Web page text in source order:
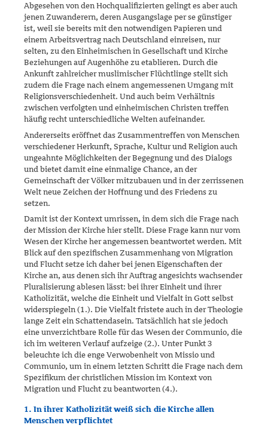
Abgesehen von den Hochqualifizierten gelingt es aber auch
jenen Zuwanderern, deren Ausgangslage per se günstiger
ist, weil sie bereits mit den notwendigen Papieren und
einem Arbeitsvertrag nach Deutschland einreisen, nur
selten, zu den Einheimischen in Gesell­schaft und Kirche
Beziehungen auf Augenhöhe zu etablieren. Durch die
Ankunft zahlreicher muslimischer Flüchtlinge stellt sich
zudem die Fra­ge nach einem angemessenen Umgang mit
Religionsverschiedenheit. Und auch beim Verhältnis
zwischen verfolgten und einheimischen Christen treffen
häufig recht unterschiedliche Welten aufeinander.
Andererseits eröffnet das Zusammentreffen von Menschen
verschie­de­ner Herkunft, Sprache, Kultur und Religion auch
ungeahnte Möglich­kei­ten der Begegnung und des Dialogs
und bietet damit eine einmalige Chan­ce, an der
Gemeinschaft der Völker mitzubauen und in der zerrisse­nen
Welt neue Zeichen der Hoffnung und des Friedens zu
setzen.
Damit ist der Kontext umrissen, in dem sich die Frage nach
der Mission der Kirche hier stellt. Diese Frage kann nur vom
Wesen der Kirche her an­gemessen beantwortet werden. Mit
Blick auf den spezifischen Zu­sam­menhang von Migration
und Flucht setze ich daher bei jenen Eigen­schaften der
Kirche an, aus denen sich ihr Auftrag angesichts wachsen­der
Pluralisierung ablesen lässt: bei ihrer Einheit und ihrer
Katholizität, welche die Einheit und Vielfalt in Gott selbst
widerspiegeln (1.). Die Vielfalt fristete auch in der Theologie
lange Zeit ein Schattendasein. Tatsächlich hat sie jedoch
eine unverzichtbare Rolle für das Wesen der Communio, die
ich im weiteren Verlauf aufzeige (2.). Unter Punkt 3
beleuchte ich die enge Verwobenheit von Missio und
Communio, um in einem letzten Schritt die Frage nach dem
Spezifikum der christlichen Mission im Kontext von
Migration und Flucht zu beantworten (4.).
1. In ihrer Katholizität weiß sich die Kirche allen
Menschen verpflichtet